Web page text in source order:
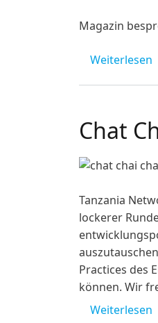
Magazin
Weiterlesen
Chat
Tanzania
lockerer
Practices des
können. Wir
Weiterlesen